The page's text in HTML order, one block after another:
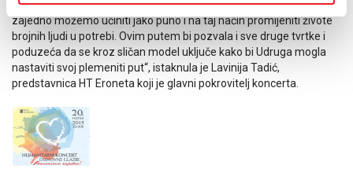
mjeseci ove godine prikupljeno 7.800 KM što je najbolji primjer da
zajedno možemo učiniti jako puno i na taj način promijeniti živote
brojnih ljudi u potrebi. Ovim putem bi pozvala i sve druge tvrtke i
poduzeća da se kroz sličan model uključe kako bi Udruga mogla
nastaviti svoj plemeniti put“, istaknula je Lavinija Tadić,
predstavnica HT Eroneta koji je glavni pokrovitelj koncerta.